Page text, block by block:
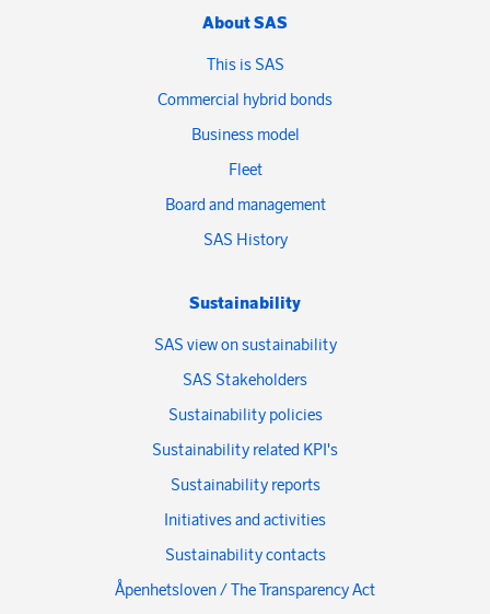
About SAS
This is SAS
Commercial hybrid bonds
Business model
Fleet
Board and management
SAS History
Sustainability
SAS view on sustainability
SAS Stakeholders
Sustainability policies
Sustainability related KPI's
Sustainability reports
Initiatives and activities
Sustainability contacts
Åpenhetsloven / The Transparency Act